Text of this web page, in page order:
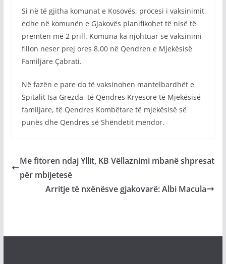
Si në të gjitha komunat e Kosovës, procesi i vaksinimit
edhe në komunën e Gjakovës planifikohet të nisë të
premten më 2 prill. Komuna ka njohtuar se vaksinimi
fillon neser prej ores 8.00 në Qendren e Mjekësisë
Familjare Çabrati.
Në fazën e pare do të vaksinohen mantelbardhët e
Spitalit Isa Grezda, të Qendres Kryesore të Mjekësisë
familjare, të Qendres Kombëtare të mjekësisë së
punës dhe Qendres së Shëndetit mendor.
Me fitoren ndaj Yllit, KB Vëllaznimi mbanë shpresat
për mbijetesë
Arritje të nxënësve gjakovarë: Albi Macula